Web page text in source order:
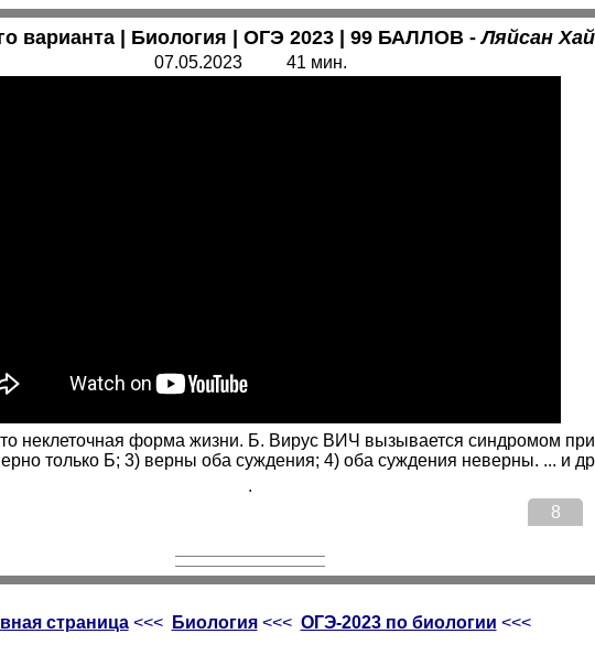
8
варианта | Биология | ОГЭ 2023 | 99 БАЛЛОВ -Ляйсан
07.05.2023 41 мин.
неклеточная форма жизни. Б. Вирус ВИЧ вызывается синдромом
только Б; 3) верны оба суждения; 4) оба суждения неверны. ... и
.
страница<<< Биология<<< ОГЭ-2023 по биологии <<<